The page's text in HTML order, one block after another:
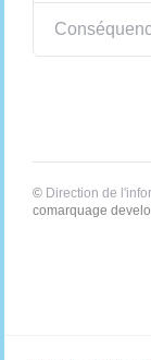
© Direction de
comarquage